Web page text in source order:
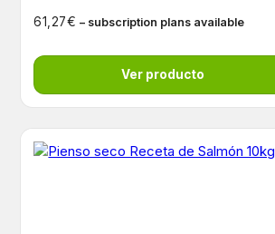
61,27€ – subscription plans available
Ver producto